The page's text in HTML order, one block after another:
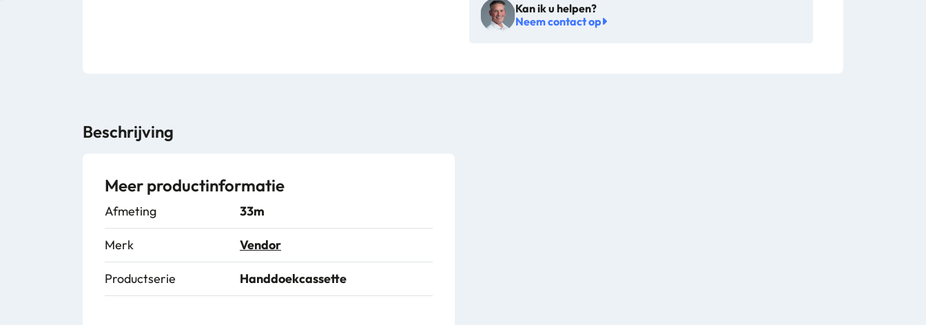
papier
Kan ik u helpen?
Neem contact op
Beschrijving
Meer productinformatie
Afmeting 33m
Merk Vendor
Productserie Handdoekcassette